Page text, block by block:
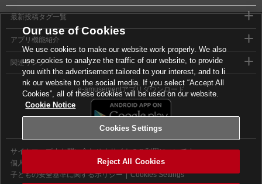
最新投稿タグ一覧
アプリ機能紹介
関連リンク
e-amusementアプリダウンロード
サイトマップ お問い合わせ
サイトのご利用について
個人情報等保護方針
外部送信について
子どもの安全基準に関するポリシー
Cookies Settings
Our use of Cookies
We use cookies to make our website work properly. We also
use cookies to analyze the traffic of our website, to provide
you with the advertisement tailored to your interest, and to li
nk our website to the social media. If you select “Accept All
Cookies”, all of these cookies will be used on our website.
Cookie Notice
Cookies Settings
Reject All Cookies